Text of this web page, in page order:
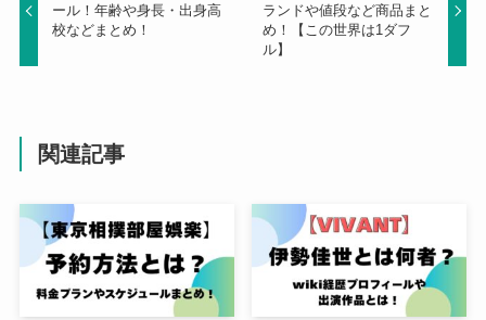
ール！年齢や身長・出身高
校などまとめ！
ランドや値段など商品まと
め！【この世界は1ダフ
ル】
関連記事